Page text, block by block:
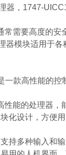
器，1747-
需要高度的安
器模块适用于
一款高性能的控
能的处理器，
化设计，方便
持多种输入和